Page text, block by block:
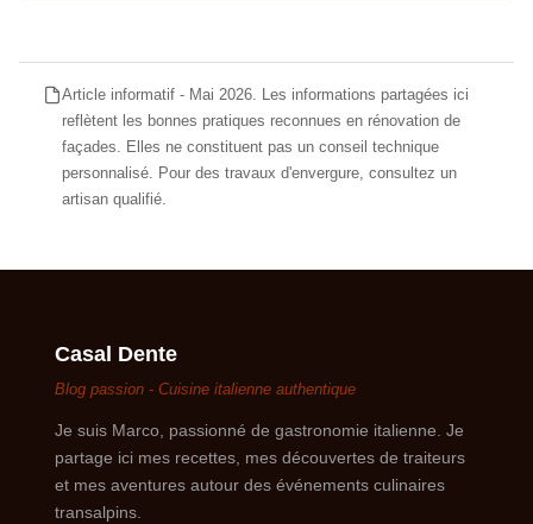
Article informatif - Mai 2026. Les informations partagées ici
reflètent les bonnes pratiques reconnues en rénovation de
façades. Elles ne constituent pas un conseil technique
personnalisé. Pour des travaux d'envergure, consultez un
artisan qualifié.
Casal Dente
Blog passion - Cuisine italienne authentique
Je suis Marco, passionné de gastronomie italienne. Je
partage ici mes recettes, mes découvertes de traiteurs
et mes aventures autour des événements culinaires
transalpins.